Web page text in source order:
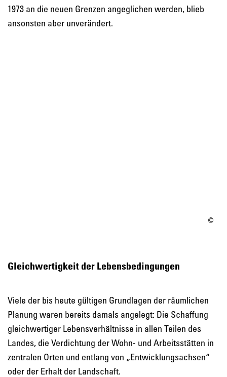
1973 an die neuen Grenzen angeglichen werden, blieb
ansonsten aber unverändert.
Gleichwertigkeit der Lebensbedingungen
Viele der bis heute gültigen Grundlagen der räumlichen
Planung waren bereits damals angelegt: Die Schaffung
gleichwertiger Lebensverhältnisse in allen Teilen des
Landes, die Verdichtung der Wohn- und Arbeitsstätten in
zentralen Orten und entlang von „Entwicklungsachsen“
oder der Erhalt der Landschaft.